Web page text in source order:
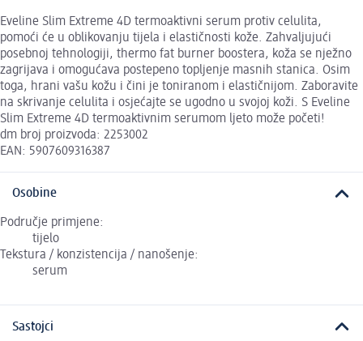
Eveline Slim Extreme 4D termoaktivni serum protiv celulita,
pomoći će u oblikovanju tijela i elastičnosti kože. Zahvaljujući
posebnoj tehnologiji, thermo fat burner boostera, koža se nježno
zagrijava i omogućava postepeno topljenje masnih stanica. Osim
toga, hrani vašu kožu i čini je toniranom i elastičnijom. Zaboravite
na skrivanje celulita i osjećajte se ugodno u svojoj koži. S Eveline
Slim Extreme 4D termoaktivnim serumom ljeto može početi!
dm broj proizvoda: 2253002
EAN: 5907609316387
Osobine
Područje primjene:
tijelo
Tekstura / konzistencija / nanošenje:
serum
Sastojci